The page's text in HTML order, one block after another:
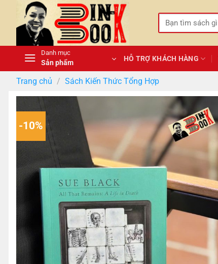
dung
Tìm
kiếm:
Danh mục
Sản phẩm HỖ TRỢ KHÁCH HÀNG
Trang chủ / Sách Kiến Thức Tổng Hợp
-10%